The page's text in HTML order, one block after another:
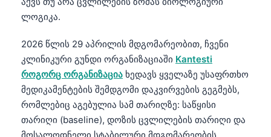
ლოგიკა.
2026 წლის 29 აპრილის მდგომარეობით, ჩვენი
კლინიკური გუნდი ორგანიზაციაში Kantesti
როგორც ორგანიზაცია ხედავს ყველაზე უსაფრთხო
მედიკამენტების შემდგომი დაკვირვების გეგმებს,
რომლებიც აგებულია სამ თარიღზე: საწყისი
თარიღი (baseline), დოზის ცვლილების თარიღი და
მოსალოდნელი სტაბილური მდგომარეობის